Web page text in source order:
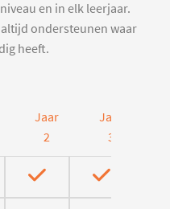
en in elk leerjaar.
ondersteunen waar
heeft.
Jaar
2
Jaar
3